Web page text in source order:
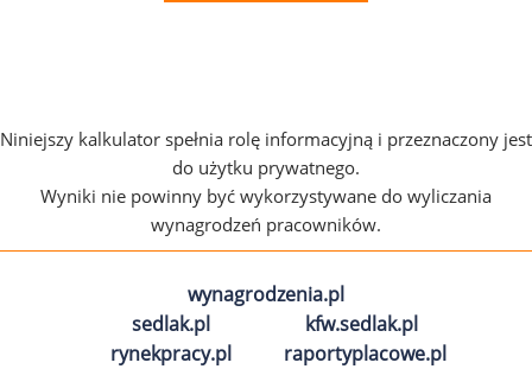
Niniejszy kalkulator spełnia rolę informacyjną i przeznaczony jest
do użytku prywatnego.
Wyniki nie powinny być wykorzystywane do wyliczania
wynagrodzeń pracowników.
wynagrodzenia.pl
sedlak.pl
kfw.sedlak.pl
rynekpracy.pl
raportyplacowe.pl